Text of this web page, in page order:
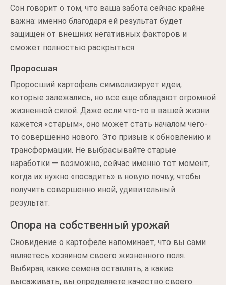
Сон говорит о том, что ваша забота сейчас крайне
важна: именно благодаря ей результат будет
защищен от внешних негативных факторов и
сможет полностью раскрыться.
Проросшая
Проросший картофель символизирует идеи,
которые залежались, но все еще обладают огромной
жизненной силой. Даже если что-то в вашей жизни
кажется «старым», оно может стать началом чего-
то совершенно нового. Это призыв к обновлению и
трансформации. Не выбрасывайте старые
наработки — возможно, сейчас именно тот момент,
когда их нужно «посадить» в новую почву, чтобы
получить совершенно иной, удивительный
результат.
Опора на собственный урожай
Сновидение о картофеле напоминает, что вы сами
являетесь хозяином своего жизненного поля.
Выбирая, какие семена оставлять, а какие
высаживать, вы определяете качество своего